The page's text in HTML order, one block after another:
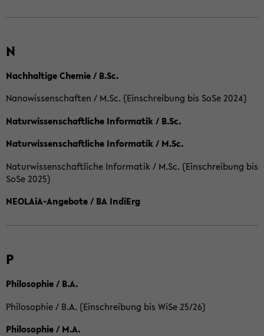
N
Nachhaltige Chemie / B.Sc.
Nanowissenschaften / M.Sc. (Einschreibung bis SoSe 2024)
Naturwissenschaftliche Informatik / B.Sc.
Naturwissenschaftliche Informatik / M.Sc.
Naturwissenschaftliche Informatik / M.Sc. (Einschreibung bis
SoSe 2025)
NEOLAiA-Angebote / BA IndiErg
P
Philosophie / B.A.
Philosophie / B.A. (Einschreibung bis WiSe 25/26)
Philosophie / M.A.